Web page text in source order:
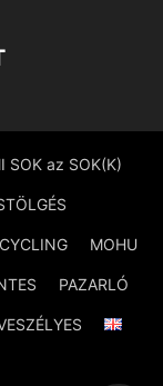
SOK az SOK(K)
MOHU
PAZARLÓ